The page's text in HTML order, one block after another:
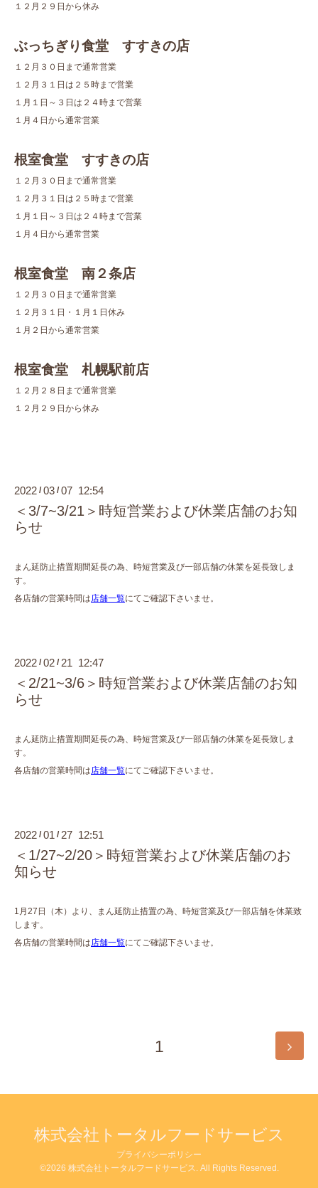
１２月２９日から休み
ぶっちぎり食堂 すすきの店
１２月３０日まで通常営業
１２月３１日は２５時まで営業
１月１日～３日は２４時まで営業
１月４日から通常営業
根室食堂 すすきの店
１２月３０日まで通常営業
１２月３１日は２５時まで営業
１月１日～３日は２４時まで営業
１月４日から通常営業
根室食堂 南２条店
１２月３０日まで通常営業
１２月３１日・１月１日休み
１月２日から通常営業
根室食堂 札幌駅前店
１２月２８日まで通常営業
１２月２９日から休み
2022 /03 /07 12:54
＜3/7~3/21＞時短営業および休業店舗のお知
らせ
まん延防止措置期間延長の為、時短営業及び一部店舗の休業を延長致しま
す。
各店舗の営業時間は 店舗一覧にてご確認下さいませ。
2022 /02 / 21 12:47
＜2/21~3/6＞時短営業および休業店舗のお知
らせ
まん延防止措置期間延長の為、時短営業及び一部店舗の休業を延長致しま
す。
各店舗の営業時間は 店舗一覧にてご確認下さいませ。
2022 /01 / 27 12:51
＜1/27~2/20＞時短営業および休業店舗のお
知らせ
1月27日（木）より、まん延防止措置の為、時短営業及び一部店舗を休業致
します。
各店舗の営業時間は 店舗一覧にてご確認下さいませ。
1
株式会社トータルフードサービス
プライバシーポリシー
©2026 株式会社トータルフードサービス . All Rights Reserved.